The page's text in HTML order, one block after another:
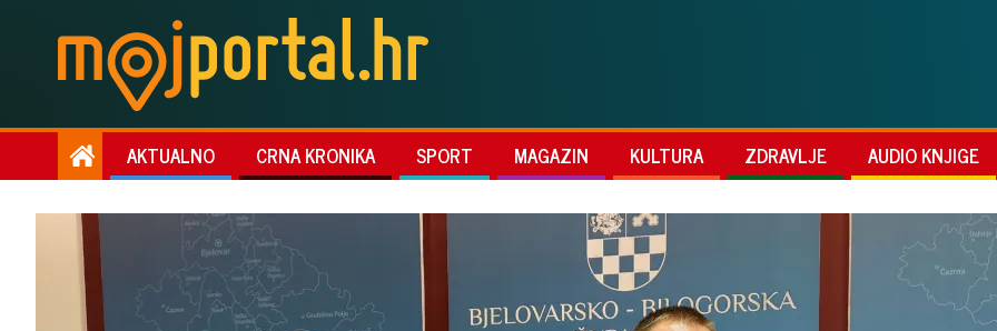
AKTUALNO CRNA KRONIKA SPORT MAGAZIN KULTURA ZDRAVLJE AUDIO KNJIGE